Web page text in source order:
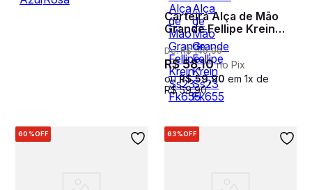
Carteira Alça de Mão
Grande Fellipe Krein
Ss23 Fk655 - Azul
De:R$ 149,90
R$58,10no Pix
ouR$ 59,90 em 1x de
R$ 59,90
60%OFF 63%OFF